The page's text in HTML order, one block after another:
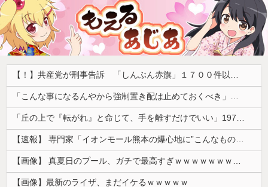
【！】共産党が刑事告訴 「しんぶん赤旗」１７００件以上の虚偽購読申し込み 「厳重な処罰を求める」
「こんな事になるんやから強制置き配は止めておくべき」とユーザーがドン引き、UberEatsが導入した強制置き配が起こしたのは……
「丘の上で『転がれ』と命じて、手を離すだけでいい」1975年、ただの石を箱に入れて売った男の話
【速報】 専門家「イオンモール熊本の爆心地に”こんなもの”があったんだけど…」
【画像】 真夏日のプール、ガチで最高すぎｗｗｗｗｗｗｗｗｗｗ
【画像】最新のライザ、まだイケるｗｗｗｗｗ